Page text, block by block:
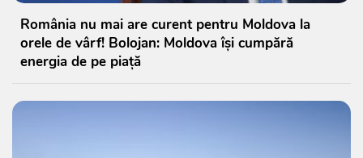
România nu mai are curent pentru Moldova la
orele de vârf! Bolojan: Moldova își cumpără
energia de pe piață